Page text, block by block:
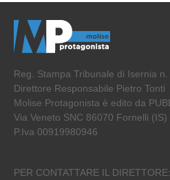
Reg. Stampa Tribunale di Isernia
Direttore Responsabile Pietro Tonti
Molise Protagonista è edito da
Via Veneto SNC 86070 Fornelli (IS)
P.Iva 00919980946
PER CONTATTARE IL DIRETTORE: